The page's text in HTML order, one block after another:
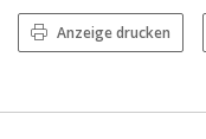
Anzeige drucken